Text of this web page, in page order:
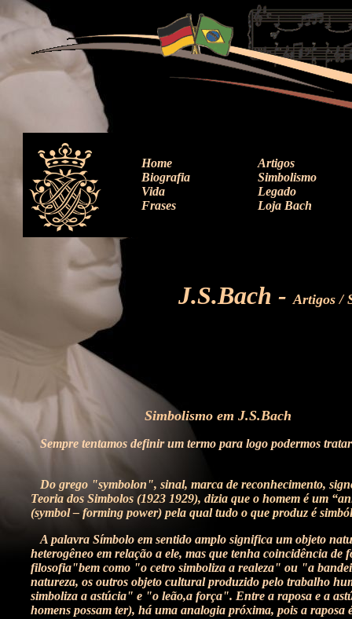
Home
Biografia
Vida
Frases
Artigos
Simbolismo
Legado
Loja Bach
J.S.Bach - Artigos /
Simbolismo em J.S.Bach
Sempre tentamos definir um termo para logo podermos
Do grego "symbolon", sinal, marca de reconhecimento,
Teoria dos Simbolos (1923 1929), dizia que o homem é um
(symbol – forming power) pela qual tudo o que produz é
A palavra Símbolo em sentido amplo significa um objeto
heterogêneo em relação a ele, mas que tenha coincidência
filosofia"bem como "o cetro simboliza a realeza" ou "a
natureza, os outros objeto cultural produzido pelo trabalho
simboliza a astúcia" e "o leão,a força". Entre a raposa e a
homens possam ter), há uma analogia próxima, pois a raposa